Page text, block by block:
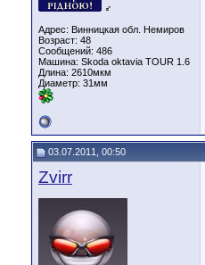
♂
Адрес: Винницкая обл. Немиров
Возраст: 48
Сообщений: 486
Машина: Skoda oktavia TOUR 1.6
Длина: 2610мкм
Диаметр: 31мм
03.07.2011, 00:50
Zvirr